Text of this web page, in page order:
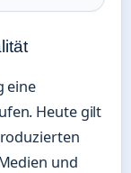
eine
Heute gilt
und